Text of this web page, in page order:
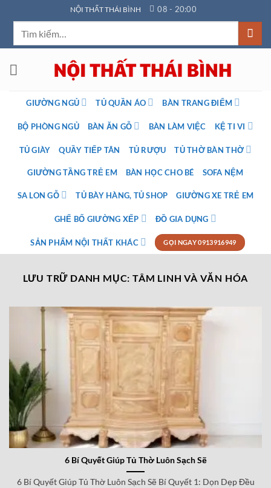
qua
dung
NỘI THẤT THÁI BÌNH 08 - 20:00
GIƯỜNG NGỦ TỦ QUẦN ÁO BÀN TRANG ĐIỂM
BỘ PHÒNG NGỦ BÀN ĂN GỖ BÀN LÀM VIỆC KỆ TI VI
TỦ GIÀY QUẦY TIẾP TÂN TỦ RƯỢU TỦ THỜ BÀN THỜ
GIƯỜNG TẦNG TRẺ EM BÀN HỌC CHO BÉ SOFA NỆM
SA LON GỖ TỦ BÀY HÀNG, TỦ SHOP GIƯỜNG XE TRẺ EM
GHẾ BỐ GIƯỜNG XẾP ĐỒ GIA DỤNG
SẢN PHẨM NỘI THẤT KHÁC GỌI NGAY 0913916949
LƯU TRỮ DANH MỤC:TÂM LINH VÀ VĂN HÓA
6 Bí Quyết Giúp Tủ Thờ Luôn Sạch Sẽ
6 Bí Quyết Giúp Tủ Thờ Luôn Sạch Sẽ Bí Quyết 1: Dọn Dẹp Đều